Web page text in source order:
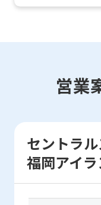
営業
セントラ
福岡アイ